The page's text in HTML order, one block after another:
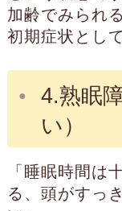
加齢でみられ
初期症状とし
4.熟眠
い）
「睡眠時間は
る、頭がすっ